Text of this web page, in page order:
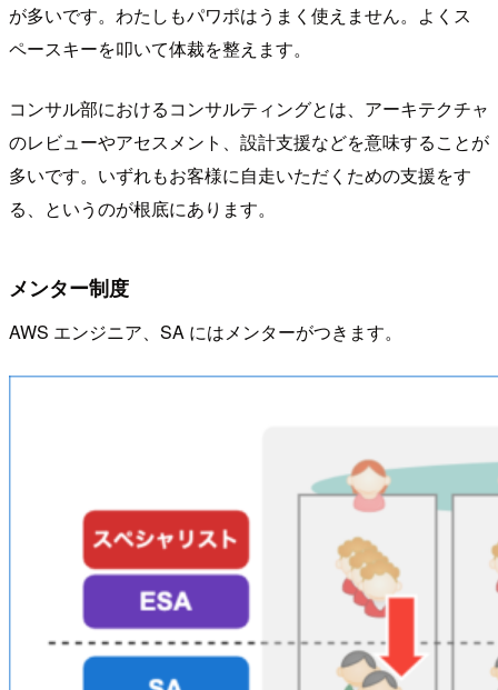
が多いです。わたしもパワポはうまく使えません。よくス
ペースキーを叩いて体裁を整えます。
コンサル部におけるコンサルティングとは、アーキテクチャ
のレビューやアセスメント、設計支援などを意味することが
多いです。いずれもお客様に自走いただくための支援をす
る、というのが根底にあります。
メンター制度
AWS エンジニア、SA にはメンターがつきます。